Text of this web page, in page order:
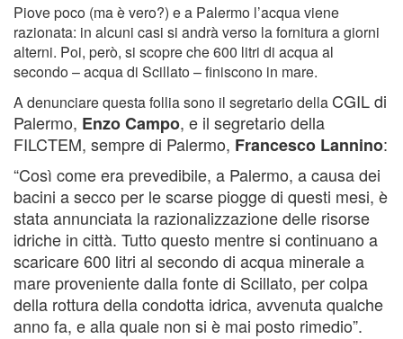
Piove poco (ma è vero?) e a Palermo l’acqua viene
razionata: in alcuni casi si andrà verso la fornitura a giorni
alterni. Poi, però, si scopre che 600 litri di acqua al
secondo – acqua di Scillato – finiscono in mare.
A denunciare questa follia sono il segretario della CGIL di
Palermo, Enzo Campo, e il segretario della
FILCTEM, sempre di Palermo, Francesco Lannino:
“Così come era prevedibile, a Palermo, a causa dei
bacini a secco per le scarse piogge di questi mesi, è
stata annunciata la razionalizzazione delle risorse
idriche in città. Tutto questo mentre si continuano a
scaricare 600 litri al secondo di acqua minerale a
mare proveniente dalla fonte di Scillato, per colpa
della rottura della condotta idrica, avvenuta qualche
anno fa, e alla quale non si è mai posto rimedio”.